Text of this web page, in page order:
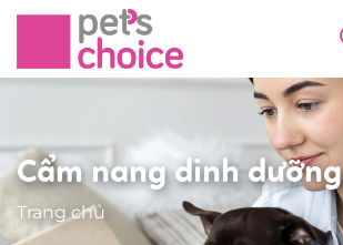
Cẩm nang dinh dưỡng
Trang chủ